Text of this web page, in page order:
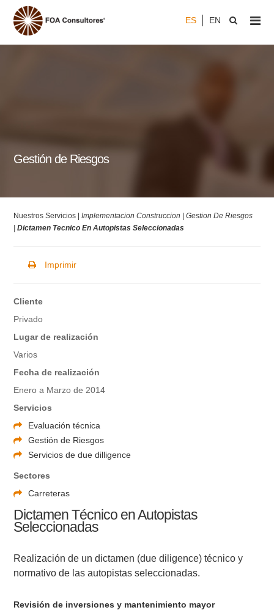
ES EN
Gestión de Riesgos
Nuestros Servicios |Implementacion Construccion |Gestion De Riesgos
|Dictamen Tecnico En Autopistas Seleccionadas
Imprimir
Cliente
Privado
Lugar de realización
Varios
Fecha de realización
Enero a Marzo de 2014
Servicios
Evaluación técnica
Gestión de Riesgos
Servicios de due dilligence
Sectores
Carreteras
Dictamen Técnico en Autopistas
Seleccionadas
Realización de un dictamen (due diligence) técnico y
normativo de las autopistas seleccionadas.
Revisión de inversiones y mantenimiento mayor